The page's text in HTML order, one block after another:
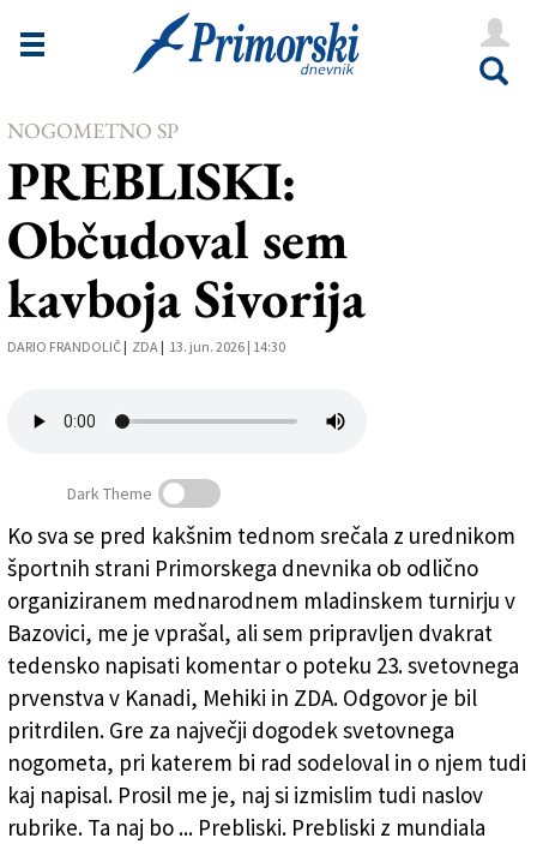
Novice
Goriška
Kultura
Šport
Še
Vreme
Uredništvo
Oglasi
Založnik
Zadruga PD
Naročnine
NOGOMETNO SP
PREBLISKI:
Občudoval sem
kavboja Sivorija
DARIO FRANDOLIČ | ZDA | 13. jun. 2026 | 14:30
Dark Theme
Ko sva se pred kakšnim tednom srečala z urednikom
športnih strani Primorskega dnevnika ob odlično
organiziranem mednarodnem mladinskem turnirju v
Bazovici, me je vprašal, ali sem pripravljen dvakrat
tedensko napisati komentar o poteku 23. svetovnega
prvenstva v Kanadi, Mehiki in ZDA. Odgovor je bil
pritrdilen. Gre za največji dogodek svetovnega
nogometa, pri katerem bi rad sodeloval in o njem tudi
kaj napisal. Prosil me je, naj si izmislim tudi naslov
rubrike. Ta naj bo ... Prebliski. Prebliski z mundiala